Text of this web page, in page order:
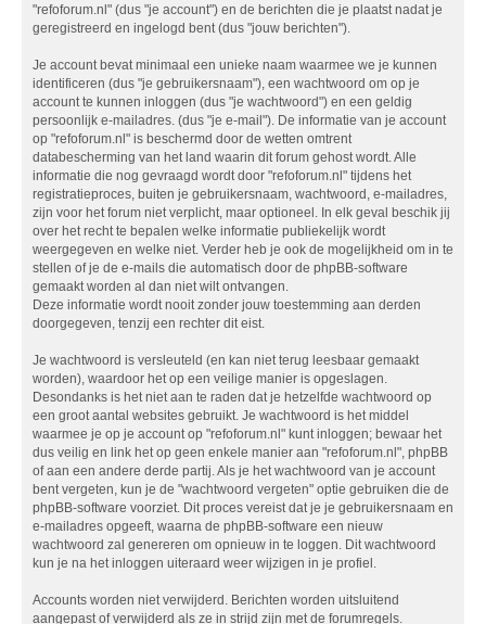
"refoforum.nl" (dus "je account") en de berichten die je plaatst nadat je
geregistreerd en ingelogd bent (dus "jouw berichten").
Je account bevat minimaal een unieke naam waarmee we je kunnen
identificeren (dus "je gebruikersnaam"), een wachtwoord om op je
account te kunnen inloggen (dus "je wachtwoord") en een geldig
persoonlijk e-mailadres. (dus "je e-mail"). De informatie van je account
op "refoforum.nl" is beschermd door de wetten omtrent
databescherming van het land waarin dit forum gehost wordt. Alle
informatie die nog gevraagd wordt door "refoforum.nl" tijdens het
registratieproces, buiten je gebruikersnaam, wachtwoord, e-mailadres,
zijn voor het forum niet verplicht, maar optioneel. In elk geval beschik jij
over het recht te bepalen welke informatie publiekelijk wordt
weergegeven en welke niet. Verder heb je ook de mogelijkheid om in te
stellen of je de e-mails die automatisch door de phpBB-software
gemaakt worden al dan niet wilt ontvangen.
Deze informatie wordt nooit zonder jouw toestemming aan derden
doorgegeven, tenzij een rechter dit eist.
Je wachtwoord is versleuteld (en kan niet terug leesbaar gemaakt
worden), waardoor het op een veilige manier is opgeslagen.
Desondanks is het niet aan te raden dat je hetzelfde wachtwoord op
een groot aantal websites gebruikt. Je wachtwoord is het middel
waarmee je op je account op "refoforum.nl" kunt inloggen; bewaar het
dus veilig en link het op geen enkele manier aan "refoforum.nl", phpBB
of aan een andere derde partij. Als je het wachtwoord van je account
bent vergeten, kun je de "wachtwoord vergeten" optie gebruiken die de
phpBB-software voorziet. Dit proces vereist dat je je gebruikersnaam en
e-mailadres opgeeft, waarna de phpBB-software een nieuw
wachtwoord zal genereren om opnieuw in te loggen. Dit wachtwoord
kun je na het inloggen uiteraard weer wijzigen in je profiel.
Accounts worden niet verwijderd. Berichten worden uitsluitend
aangepast of verwijderd als ze in strijd zijn met de forumregels.